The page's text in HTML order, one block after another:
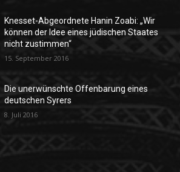
Knesset-Abgeordnete Hanin Zoabi: „Wir
können der Idee eines jüdischen Staates
nicht zustimmen“
15. September 2016
Die unerwünschte Offenbarung eines
deutschen Syrers
8. Juli 2016